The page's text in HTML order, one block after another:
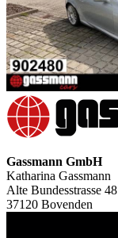
Gassmann GmbH
Katharina Gassmann
Alte Bundesstrasse 48
37120 Bovenden